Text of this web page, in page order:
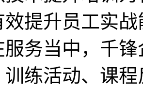
效提升员工实
服务当中，千
训练活动、课